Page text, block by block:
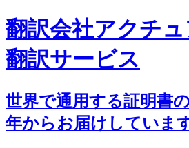
翻訳会社アクチ
翻訳サービス
世界で通用する証明書
年からお届けしています